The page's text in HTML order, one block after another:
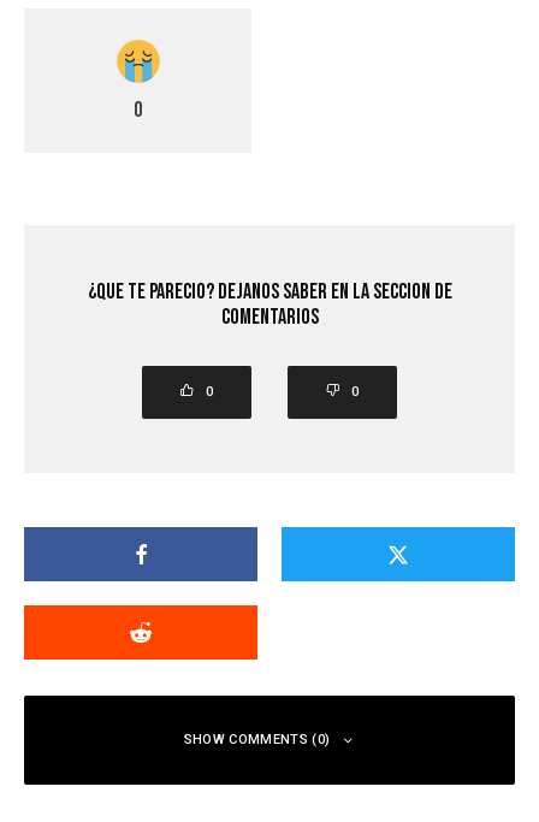
0
¿Que Te Parecio? Dejanos saber en la seccion de
comentarios
0 0
SHOW COMMENTS (0)